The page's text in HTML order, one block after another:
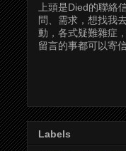
上頭是Died的聯絡
問、需求，想找我
動，各式疑難雜症
留言的事都可以寄信
Labels